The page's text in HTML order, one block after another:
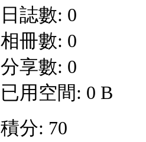
日誌數: 0
相冊數: 0
分享數: 0
已用空間: 0 B
積分: 70